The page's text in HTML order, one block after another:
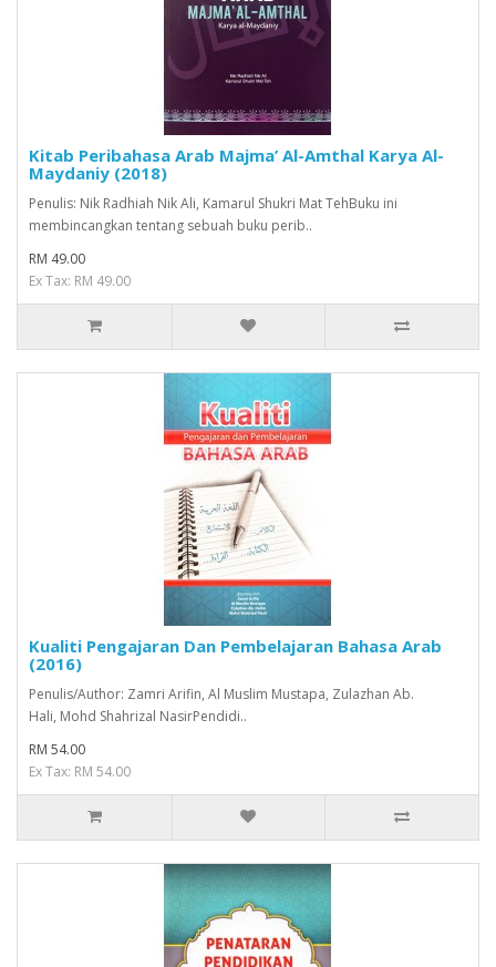
Kitab Peribahasa Arab Majma’ Al-Amthal Karya Al-
Maydaniy (2018)
Penulis: Nik Radhiah Nik Ali, Kamarul Shukri Mat TehBuku ini
membincangkan tentang sebuah buku perib..
RM 49.00
Ex Tax: RM 49.00
Kualiti Pengajaran Dan Pembelajaran Bahasa Arab
(2016)
Penulis/Author: Zamri Arifin, Al Muslim Mustapa, Zulazhan Ab.
Hali, Mohd Shahrizal NasirPendidi..
RM 54.00
Ex Tax: RM 54.00